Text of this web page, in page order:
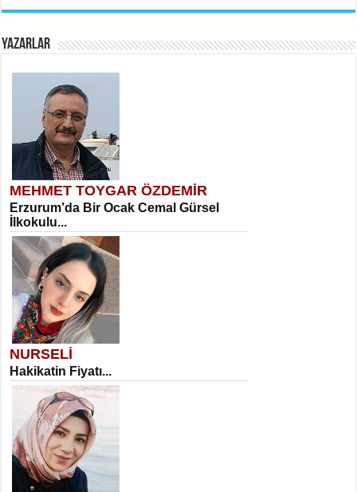
YAZARLAR
MEHMET TOYGAR ÖZDEMİR
Erzurum’da Bir Ocak Cemal Gürsel
İlkokulu...
NURSELİ
Hakikatin Fiyatı...